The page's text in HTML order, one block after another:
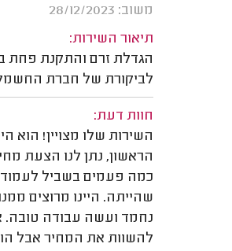
משוב: 28/12/2023
תיאור השירות:
הגדלת זרם והתקנת פחת
לביקורת של חברת
חוות דעת:
השירות שלו מצויין! הוא
הראשון, נתן לנו הצעת
כמה פעמים בשביל
שהייתה. היינו מרוצים
נחמד ועשה עבודה טובה.
להשוות את המחיר אבל